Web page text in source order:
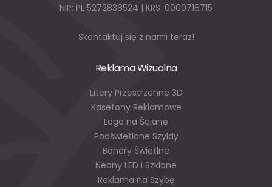
NIP: PL 5272838524 | KRS: 0000718715
Skontaktuj się z nami teraz!
Reklama Wizualna
Litery Przestrzenne 3D
Kasetony Reklamowe
Logo na Ścianę
Podświetlane Szyldy
Banery Świetlne
Neony LED i Szklane
Reklama na Szybę